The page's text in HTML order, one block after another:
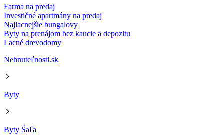
Farma na predaj
Investičné apartmány na predaj
Najlacnejšie bungalovy
Byty na prenájom bez kaucie a depozitu
Lacné drevodomy
Nehnuteľnosti.sk
Byty
Byty Šaľa